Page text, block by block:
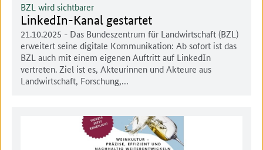
LinkedIn-Kanal gestartet
BZL wird sichtbarer
21.10.2025 - Das Bundeszentrum für Landwirtschaft (BZL)
erweitert seine digitale Kommunikation: Ab sofort ist das
BZL auch mit einem eigenen Auftritt auf LinkedIn
vertreten. Ziel ist es, Akteurinnen und Akteure aus
Landwirtschaft, Forschung,…